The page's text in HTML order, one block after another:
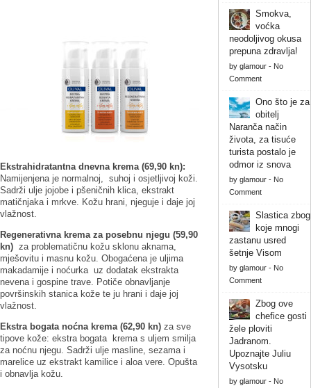
Ekstrahidratantna dnevna krema (69,90 kn):
Namijenjena je normalnoj, suhoj i osjetljivoj koži.
Sadrži ulje jojobe i pšeničnih klica, ekstrakt
matičnjaka i mrkve. Kožu hrani, njeguje i daje joj
vlažnost.
Regenerativna krema za posebnu njegu (59,90
kn) za problematičnu kožu sklonu aknama,
mješovitu i masnu kožu. Obogaćena je uljima
makadamije i noćurka uz dodatak ekstrakta
nevena i gospine trave. Potiče obnavljanje
površinskih stanica kože te ju hrani i daje joj
vlažnost.
Ekstra bogata noćna krema (62,90 kn) za sve
tipove kože: ekstra bogata krema s uljem smilja
za noćnu njegu. Sadrži ulje masline, sezama i
marelice uz ekstrakt kamilice i aloa vere. Opušta
i obnavlja kožu.
Smokva,
voćka
neodoljivog okusa
prepuna zdravlja!
by glamour- No
Comment
Ono što je za
obitelj
Naranča način
života, za tisuće
turista postalo je
odmor iz snova
by glamour- No
Comment
Slastica zbog
koje mnogi
zastanu usred
šetnje Visom
by glamour- No
Comment
Zbog ove
chefice gosti
žele ploviti
Jadranom.
Upoznajte Juliu
Vysotsku
by glamour- No